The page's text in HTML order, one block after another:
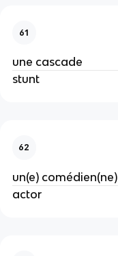
61
une cascade
stunt
62
un(e) comédien(ne)
actor